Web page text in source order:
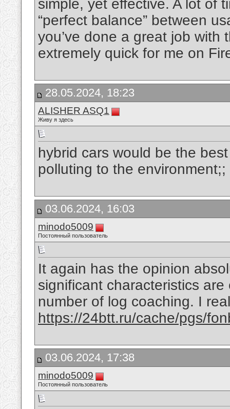
simple, yet effective. A lot of
“perfect balance” between
you’ve done a great job with
extremely quick for me on
28.05.2024, 18:23
ALISHER ASQ1
Живу я здесь
hybrid cars would be the
polluting to the environment;;
03.06.2024, 16:03
minodo5009
Постоянный пользователь
It again has the opinion
significant characteristics
number of log coaching. I
https://24btt.ru/cache/pgs/
03.06.2024, 17:38
minodo5009
Постоянный пользователь